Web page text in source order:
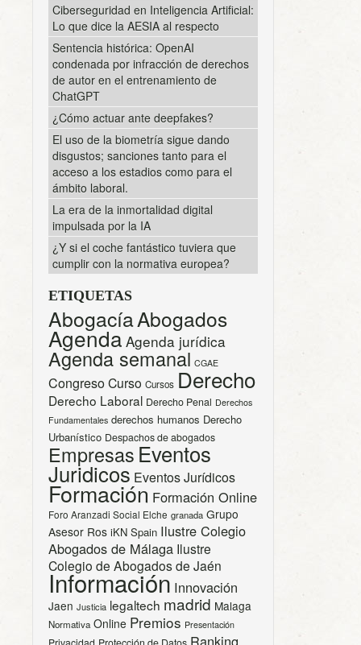
Ciberseguridad en Inteligencia Artificial:
Lo que dice la AESIA al respecto
Sentencia histórica: OpenAI
condenada por infracción de derechos
de autor en el entrenamiento de
ChatGPT
¿Cómo actuar ante deepfakes?
El uso de la biometría sigue dando
disgustos; sanciones tanto para el
acceso a los estadios como para el
ámbito laboral.
La era de la inmortalidad digital
impulsada por la IA
¿Y si el coche fantástico tuviera que
cumplir con la normativa europea?
ETIQUETAS
AbogacíaAbogados
Agenda Agenda jurídica
Agenda semanal CGAE
CongresoCurso Cursos Derecho
Derecho Laboral Derecho Penal Derechos
Fundamentales derechos humanos Derecho
Urbanístico Despachos de abogados
Empresas Eventos
Juridicos Eventos Jurídicos
Formación Formación Online
Foro Aranzadi Social Elche granada Grupo
Asesor Ros iKN Spain Ilustre Colegio
Abogados de Málaga Ilustre
Colegio de Abogados de Jaén
Información Innovación
Jaen Justicia legaltech madrid Malaga
Normativa Online Premios Presentación
Privacidad Ranking